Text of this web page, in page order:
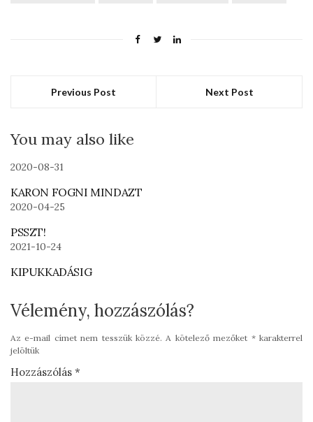
Previous Post Next Post
You may also like
2020-08-31
KARON FOGNI MINDAZT
2020-04-25
PSSZT!
2021-10-24
KIPUKKADÁSIG
Vélemény, hozzászólás?
Az e-mail címet nem tesszük közzé. A kötelező mezőket *karakterrel
jelöltük
Hozzászólás *